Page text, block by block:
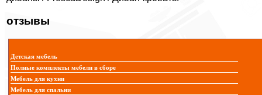
отзывы
Детская мебель
Полные комплекты мебели в сборе
Мебель для кухни
Мебель для спальни